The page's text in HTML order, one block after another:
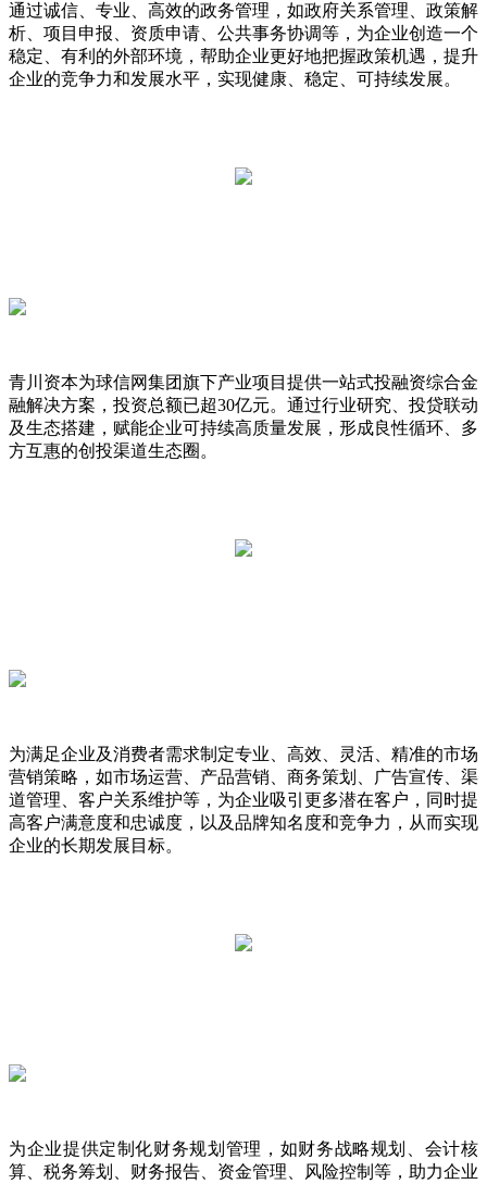
通过诚信、专业、高效的政务管理，如政府关系管理、政策解
析、项目申报、资质申请、公共事务协调等，为企业创造一个
稳定、有利的外部环境，帮助企业更好地把握政策机遇，提升
企业的竞争力和发展水平，实现健康、稳定、可持续发展。
青川资本为球信网集团旗下产业项目提供一站式投融资综合金
融解决方案，投资总额已超30亿元。通过行业研究、投贷联动
及生态搭建，赋能企业可持续高质量发展，形成良性循环、多
方互惠的创投渠道生态圈。
为满足企业及消费者需求制定专业、高效、灵活、精准的市场
营销策略，如市场运营、产品营销、商务策划、广告宣传、渠
道管理、客户关系维护等，为企业吸引更多潜在客户，同时提
高客户满意度和忠诚度，以及品牌知名度和竞争力，从而实现
企业的长期发展目标。
为企业提供定制化财务规划管理，如财务战略规划、会计核
算、税务筹划、财务报告、资金管理、风险控制等，助力企业